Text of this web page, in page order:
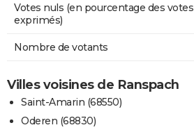
Votes nuls (en pourcentage des votes
exprimés)
Nombre de votants
Villes voisines de Ranspach
Saint-Amarin (68550)
Oderen (68830)